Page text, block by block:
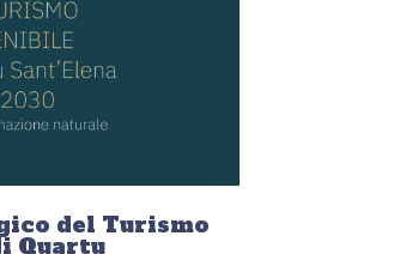
del Turismo
Quartu